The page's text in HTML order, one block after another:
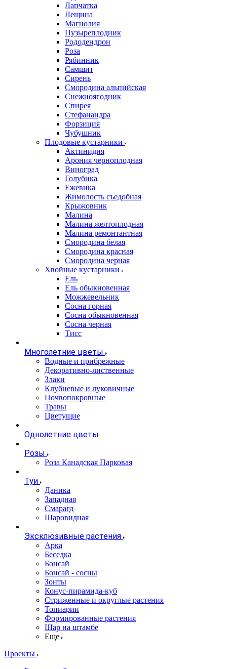
Лапчатка
Лещина
Магнолия
Пузыреплодник
Рододендрон
Роза
Рябинник
Самшит
Сирень
Смородина альпийская
Снежноягодник
Спирея
Стефанандра
Форзиция
Чубушник
Плодовые кустарники
Актинидия
Арония черноплодная
Виноград
Голубика
Ежевика
Жимолость съедобная
Крыжовник
Малина
Малина желтоплодная
Малина ремонтантная
Смородина белая
Смородина красная
Смородина черная
Хвойные кустарники
Ель
Ель обыкновенная
Можжевельник
Сосна горная
Сосна обыкновенная
Сосна черная
Тисс
Многолетние цветы
Водные и прибрежные
Декоративно-лиственные
Злаки
Клубневые и луковичные
Почвопокровные
Травы
Цветущие
Однолетние цветы
Розы
Роза Канадская Парковая
Туи
Даника
Западная
Смарагд
Шаровидная
Эксклюзивные растения
Арка
Беседка
Бонсай
Бонсай - сосны
Зонты
Конус-пирамида-куб
Стриженные и округлые растения
Топиарии
Формированные растения
Шар на штамбе
Еще
Проекты